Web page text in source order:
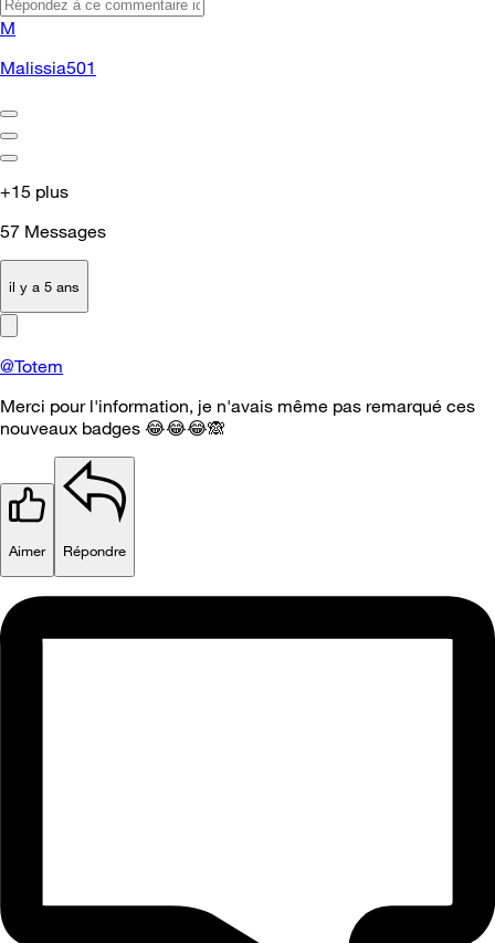
M
Malissia501
+15 plus
57 Messages
il y a 5 ans
@Totem
Merci pour l'information, je n'avais même pas remarqué ces
nouveaux badges 😂😂😂🙈
Aimer Répondre